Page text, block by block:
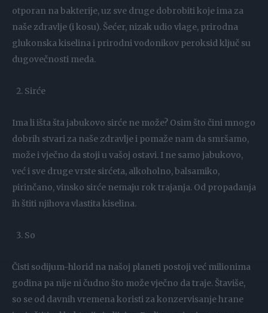
otporan na bakterije, uz sve druge dobrobiti koje ima za
naše zdravlje (i kosu). Šećer, nizak udio vlage, prirodna
glukonska kiselina i prirodni vodonikov peroksid ključ su
dugovečnosti meda.
Sirće
Ima li išta šta jabukovo sirće ne može? Osim što čini mnogo
dobrih stvari za naše zdravlje i pomaže nam da smršamo,
može i vječno da stoji u vašoj ostavi. I ne samo jabukovo,
već i sve druge vrste sirćeta, alkoholno, balsamiko,
pirinčano, vinsko sirće nemaju rok trajanja. Od propadanja
ih štiti njihova vlastita kiselina.
So
Čisti sodijum-hlorid na našoj planeti postoji već milionima
godina pa nije ni čudno što može vječno da traje. Štaviše,
so se od davnih vremena koristi za konzervisanje hrane